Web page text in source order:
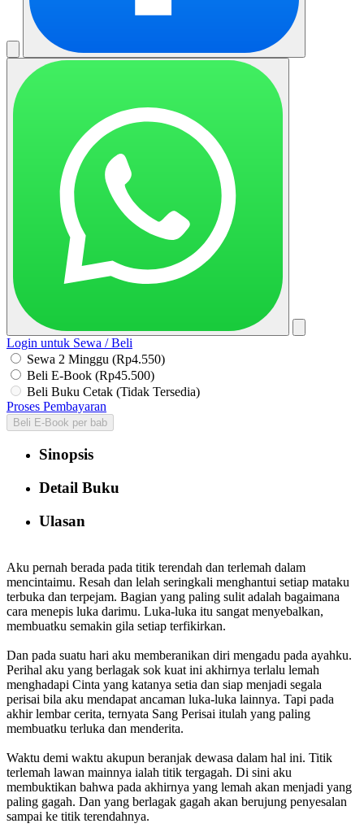
Login untuk Sewa / Beli
Sewa 2 Minggu (Rp4.550)
Beli E-Book (Rp45.500)
Beli Buku Cetak (Tidak Tersedia)
Proses Pembayaran
Beli E-Book per bab
Sinopsis
Detail Buku
Ulasan
Aku pernah berada pada titik terendah dan terlemah dalam
mencintaimu. Resah dan lelah seringkali menghantui setiap mataku
terbuka dan terpejam. Bagian yang paling sulit adalah bagaimana
cara menepis luka darimu. Luka-luka itu sangat menyebalkan,
membuatku semakin gila setiap terfikirkan.
Dan pada suatu hari aku memberanikan diri mengadu pada ayahku.
Perihal aku yang berlagak sok kuat ini akhirnya terlalu lemah
menghadapi Cinta yang katanya setia dan siap menjadi segala
perisai bila aku mendapat ancaman luka-luka lainnya. Tapi pada
akhir lembar cerita, ternyata Sang Perisai itulah yang paling
membuatku terluka dan menderita.
Waktu demi waktu akupun beranjak dewasa dalam hal ini. Titik
terlemah lawan mainnya ialah titik tergagah. Di sini aku
membuktikan bahwa pada akhirnya yang lemah akan menjadi yang
paling gagah. Dan yang berlagak gagah akan berujung penyesalan
sampai ke titik terendahnya.